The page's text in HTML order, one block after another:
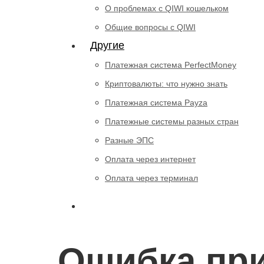
О проблемах с QIWI кошельком
Общие вопросы с QIWI
Другие
Платежная система PerfectMoney
Криптовалюты: что нужно знать
Платежная система Payza
Платежные системы разных стран
Разные ЭПС
Оплата через интернет
Оплата через терминал